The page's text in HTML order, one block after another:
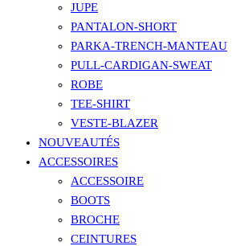
JUPE
PANTALON-SHORT
PARKA-TRENCH-MANTEAU
PULL-CARDIGAN-SWEAT
ROBE
TEE-SHIRT
VESTE-BLAZER
NOUVEAUTÉS
ACCESSOIRES
ACCESSOIRE
BOOTS
BROCHE
CEINTURES